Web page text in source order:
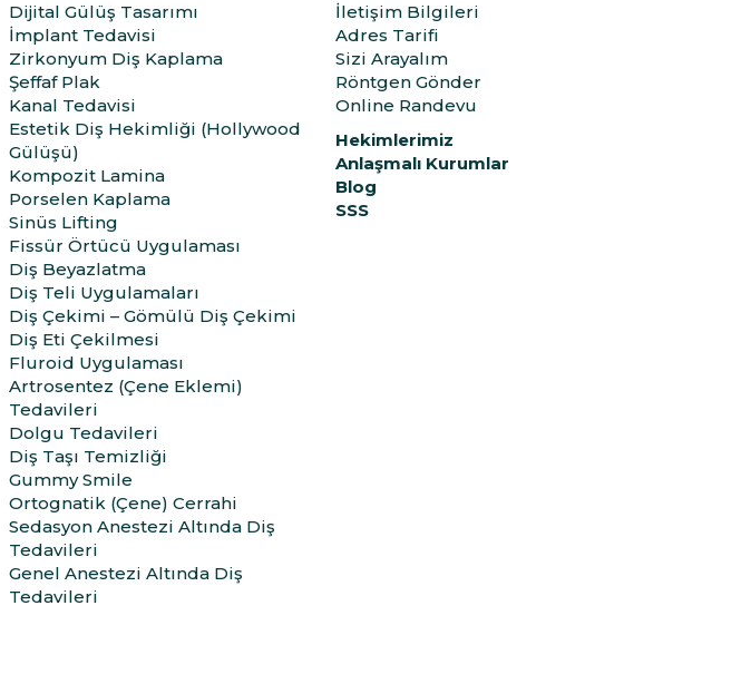
Dijital Gülüş Tasarımı
İmplant Tedavisi
Zirkonyum Diş Kaplama
Şeffaf Plak
Kanal Tedavisi
Estetik Diş Hekimliği (Hollywood
Gülüşü)
Kompozit Lamina
Porselen Kaplama
Sinüs Lifting
Fissür Örtücü Uygulaması
Diş Beyazlatma
Diş Teli Uygulamaları
Diş Çekimi – Gömülü Diş Çekimi
Diş Eti Çekilmesi
Fluroid Uygulaması
Artrosentez (Çene Eklemi)
Tedavileri
Dolgu Tedavileri
Diş Taşı Temizliği
Gummy Smile
Ortognatik (Çene) Cerrahi
Sedasyon Anestezi Altında Diş
Tedavileri
Genel Anestezi Altında Diş
Tedavileri
İletişim Bilgileri
Adres Tarifi
Sizi Arayalım
Röntgen Gönder
Online Randevu
Hekimlerimiz
Anlaşmalı Kurumlar
Blog
SSS